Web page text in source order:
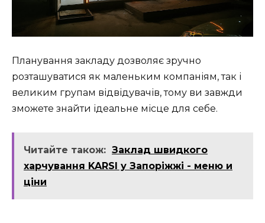
Планування закладу дозволяє зручно
розташуватися як маленьким компаніям, так і
великим групам відвідувачів, тому ви завжди
зможете знайти ідеальне місце для себе.
Читайте також: Заклад швидкого
харчування KARSI у Запоріжжі - меню и
ціни